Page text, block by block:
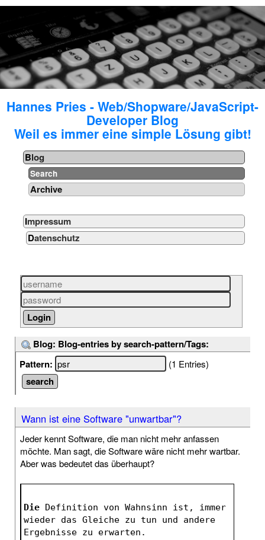
Hannes Pries - Web/Shopware/JavaScript-
Developer Blog
Weil es immer eine simple Lösung gibt!
Blog
Search
Archive
Impressum
Datenschutz
Blog: Blog-entries by search-pattern/Tags:
Pattern:
(1 Entries)
Wann ist eine Software "unwartbar"?
Jeder kennt Software, die man nicht mehr anfassen
möchte. Man sagt, die Software wäre nicht mehr wartbar.
Aber was bedeutet das überhaupt?
Die Definition von Wahnsinn ist, immer
wieder das Gleiche zu tun und andere
Ergebnisse zu erwarten.